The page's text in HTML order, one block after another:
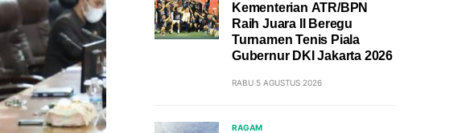
Kementerian ATR/BPN
Raih Juara II Beregu
Turnamen Tenis Piala
Gubernur DKI Jakarta 2026
RABU 5 AGUSTUS 2026
RAGAM